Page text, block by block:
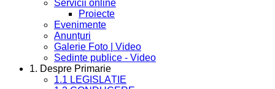
Servicii online
Proiecte
Evenimente
Anunțuri
Galerie Foto | Video
Sedinte publice - Video
1. Despre Primarie
1.1 LEGISLAȚIE